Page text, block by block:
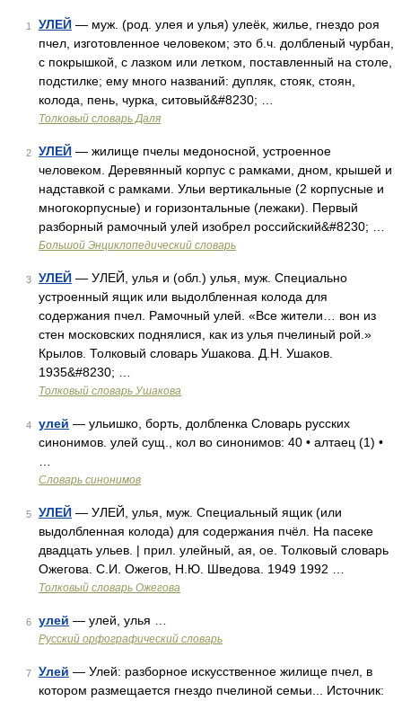
1 УЛЕЙ — муж. (род. улея и улья) улеёк, жилье, гнездо роя
пчел, изготовленное человеком; это б.ч. долбленый чурбан,
с покрышкой, с лазком или летком, поставленный на столе,
подстилке; ему много названий: дупляк, стояк, стоян,
колода, пень, чурка, ситовый&#8230; …
Толковый словарь Даля
2 УЛЕЙ — жилище пчелы медоносной, устроенное
человеком. Деревянный корпус с рамками, дном, крышей и
надставкой с рамками. Ульи вертикальные (2 корпусные и
многокорпусные) и горизонтальные (лежаки). Первый
разборный рамочный улей изобрел российский&#8230; …
Большой Энциклопедический словарь
3 УЛЕЙ — УЛЕЙ, улья и (обл.) улья, муж. Специально
устроенный ящик или выдолбленная колода для
содержания пчел. Рамочный улей. «Все жители… вон из
стен московских поднялися, как из улья пчелиный рой.»
Крылов. Толковый словарь Ушакова. Д.Н. Ушаков.
1935&#8230; …
Толковый словарь Ушакова
4 улей — ульишко, борть, долбленка Словарь русских
синонимов. улей сущ., кол во синонимов: 40 • алтаец (1) •
Словарь синонимов
5 УЛЕЙ — УЛЕЙ, улья, муж. Специальный ящик (или
выдолбленная колода) для содержания пчёл. На пасеке
двадцать ульев. | прил. улейный, ая, ое. Толковый словарь
Ожегова. С.И. Ожегов, Н.Ю. Шведова. 1949 1992 …
Толковый словарь Ожегова
6 улей — улей, улья …
Русский орфографический словарь
7 Улей — Улей: разборное искусственное жилище пчел, в
котором размещается гнездо пчелиной семьи... Источник: